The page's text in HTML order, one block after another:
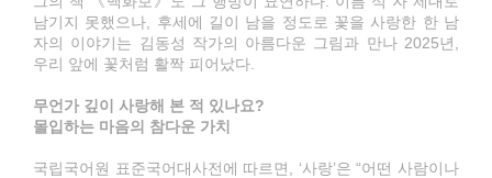
남기지 못했으나, 후세에 길이 남을 정도로 꽃을 사랑한 한 남
자의 이야기는 김동성 작가의 아름다운 그림과 만나 2025년,
우리 앞에 꽃처럼 활짝 피어났다.
무언가 깊이 사랑해 본 적 있나요?
몰입하는 마음의 참다운 가치
국립국어원 표준국어대사전에 따르면, ‘사랑’은 “어떤 사람이나